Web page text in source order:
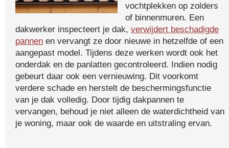
vochtplekken op zolders
of binnenmuren. Een
dakwerker inspecteert je dak, verwijdert beschadigde
pannen en vervangt ze door nieuwe in hetzelfde of een
aangepast model. Tijdens deze werken wordt ook het
onderdak en de panlatten gecontroleerd. Indien nodig
gebeurt daar ook een vernieuwing. Dit voorkomt
verdere schade en herstelt de beschermingsfunctie
van je dak volledig. Door tijdig dakpannen te
vervangen, behoud je niet alleen de waterdichtheid van
je woning, maar ook de waarde en uitstraling ervan.